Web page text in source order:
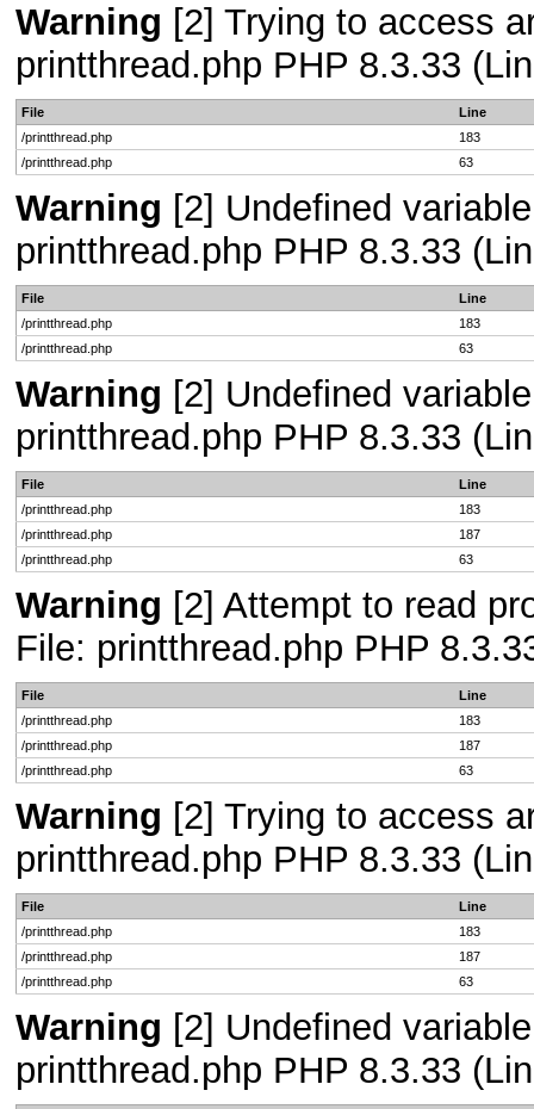
Warning [2] Trying to access
printthread.php PHP 8.3.33
File
Line
/printthread.php
183
/printthread.php
63
Warning [2] Undefined
printthread.php PHP 8.3.33
File
Line
/printthread.php
183
/printthread.php
63
Warning [2] Undefined
printthread.php PHP 8.3.33
File
Line
/printthread.php
183
/printthread.php
187
/printthread.php
63
Warning [2] Attempt to read
File: printthread.php PHP
File
Line
/printthread.php
183
/printthread.php
187
/printthread.php
63
Warning [2] Trying to access
printthread.php PHP 8.3.33
File
Line
/printthread.php
183
/printthread.php
187
/printthread.php
63
Warning [2] Undefined
printthread.php PHP 8.3.33